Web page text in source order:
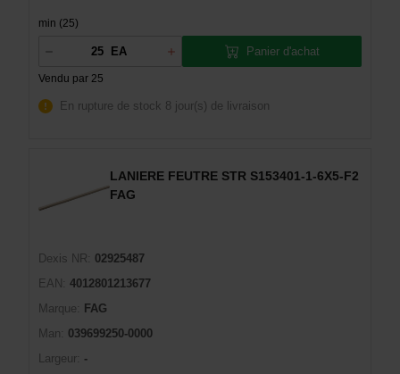
min (25)
EA
Vendu par 25
Panier d'achat
En rupture de stock 8 jour(s) de livraison
LANIERE FEUTRE STR S153401-1-6X5-F2
FAG
Dexis NR:
02925487
EAN:
4012801213677
Marque:
FAG
Man:
039699250-0000
Largeur: -